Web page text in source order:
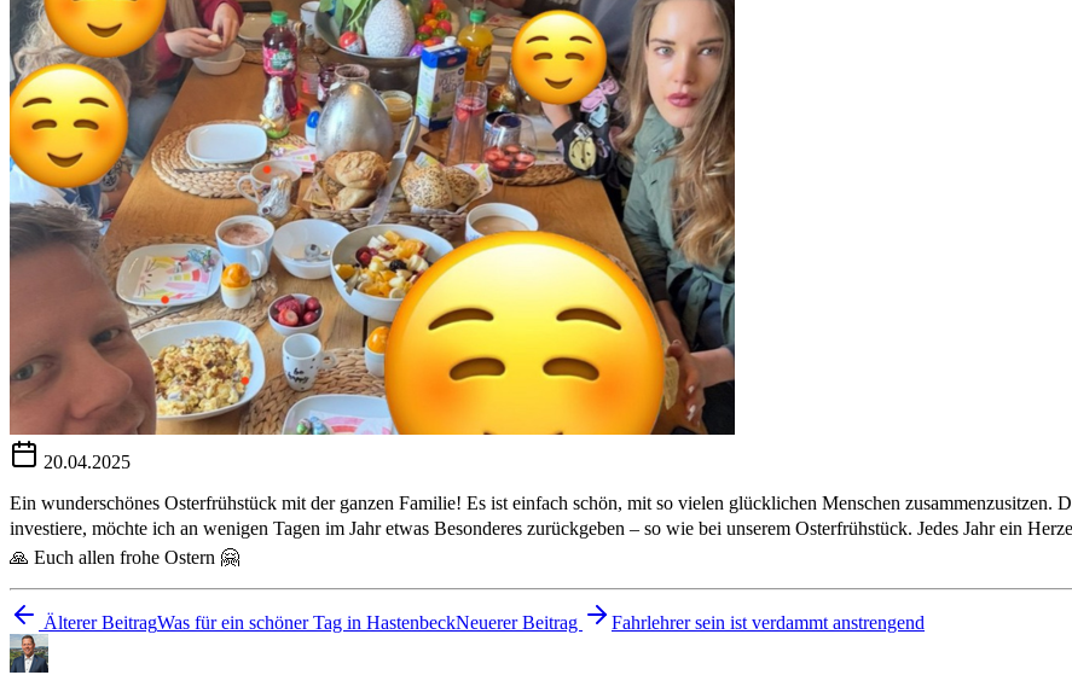
20.04.2025
Ein wunderschönes Osterfrühstück mit der ganzen Familie! Es ist einfach schön, mit so vielen glücklichen Menschen
investiere, möchte ich an wenigen Tagen im Jahr etwas Besonderes zurückgeben – so wie bei unserem Osterfrühstück. Jedes Jahr ein
🙏 Euch allen frohe Ostern 🤗
Älterer BeitragWas für ein schöner Tag in HastenbeckNeuerer Beitrag Fahrlehrer sein ist verdammt anstrengend